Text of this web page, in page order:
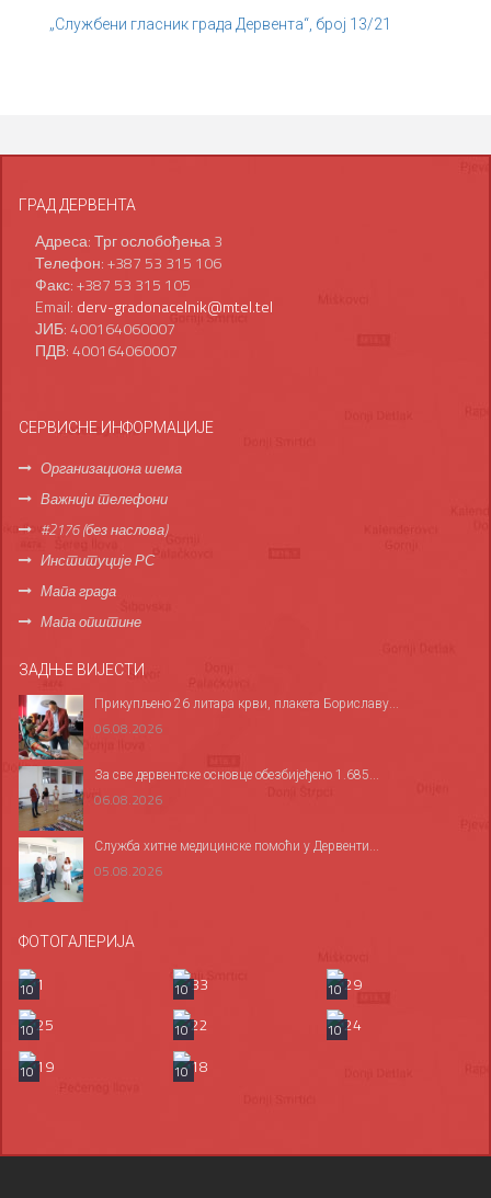
„Службени гласник града Дервента“, број 13/21
ГРАД ДЕРВЕНТА
Адреса: Трг ослобођења 3
Телефон: +387 53 315 106
Факс: +387 53 315 105
Email: derv-gradonacelnik@mtel.tel
ЈИБ: 400164060007
ПДВ: 400164060007
СЕРВИСНЕ ИНФОРМАЦИЈЕ
Организациона шема
Важнији телефони
#2176 (без наслова)
Институције РС
Мапа града
Мапа општине
ЗАДЊЕ ВИЈЕСТИ
Прикупљено 26 литара крви, плакета Бориславу...
06.08.2026
За све дервентске основце обезбијеђено 1.685...
06.08.2026
Служба хитне медицинске помоћи у Дервенти...
05.08.2026
ФОТОГАЛЕРИЈА
10 10
10
10
10
10
10
10